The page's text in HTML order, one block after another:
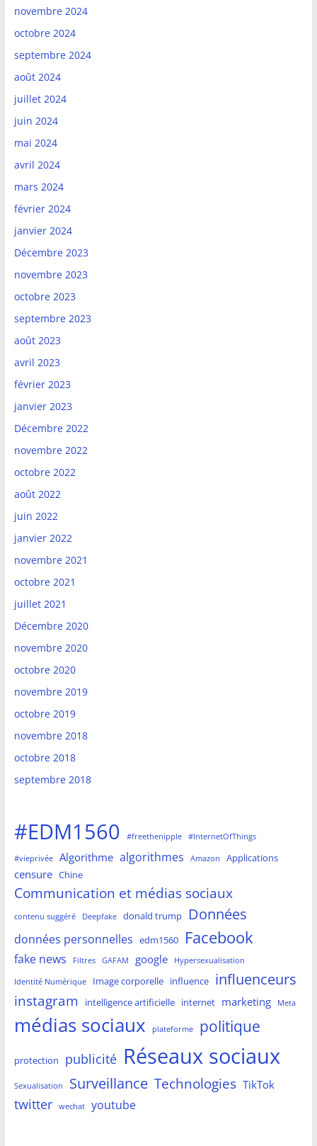
novembre 2024
octobre 2024
septembre 2024
août 2024
juillet 2024
juin 2024
mai 2024
avril 2024
mars 2024
février 2024
janvier 2024
Décembre 2023
novembre 2023
octobre 2023
septembre 2023
août 2023
avril 2023
février 2023
janvier 2023
Décembre 2022
novembre 2022
octobre 2022
août 2022
juin 2022
janvier 2022
novembre 2021
octobre 2021
juillet 2021
Décembre 2020
novembre 2020
octobre 2020
novembre 2019
octobre 2019
novembre 2018
octobre 2018
septembre 2018
#EDM1560 #freethenipple #InternetOfThings
#vieprivée Algorithme algorithmes Amazon Applications
censure Chine
Communication et médias sociaux
contenu suggéré Deepfake donald trump Données
données personnelles edm1560 Facebook
fake news Filtres GAFAM google Hypersexualisation
Identité Numérique Image corporelle influence influenceurs
instagram intelligence artificielle internet marketing Meta
médias sociaux plateforme politique
protection publicité Réseaux sociaux
Sexualisation Surveillance Technologies TikTok
twitter wechat youtube